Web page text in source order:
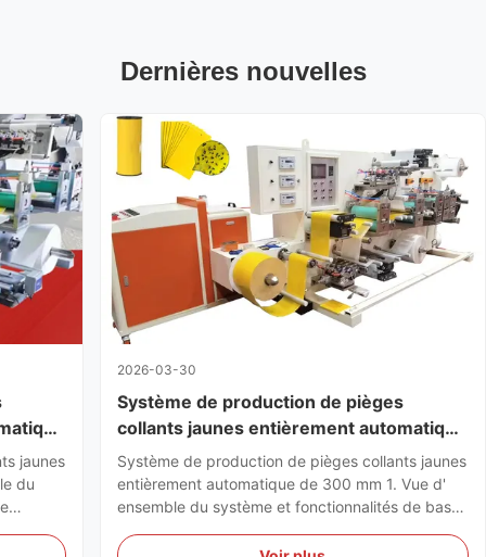
Dernières nouvelles
jaunes
du
2026-03-30
Système de production de pièges
collants jaunes entièrement automatique
de 300 mm
Système de production de pièges collants jaunes
entièrement automatique de 300 mm 1. Vue d'
ensemble du système et fonctionnalités de base
industrielle de haute performance conçue pour la